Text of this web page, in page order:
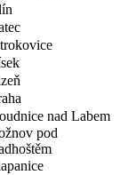
nad Labem
pod